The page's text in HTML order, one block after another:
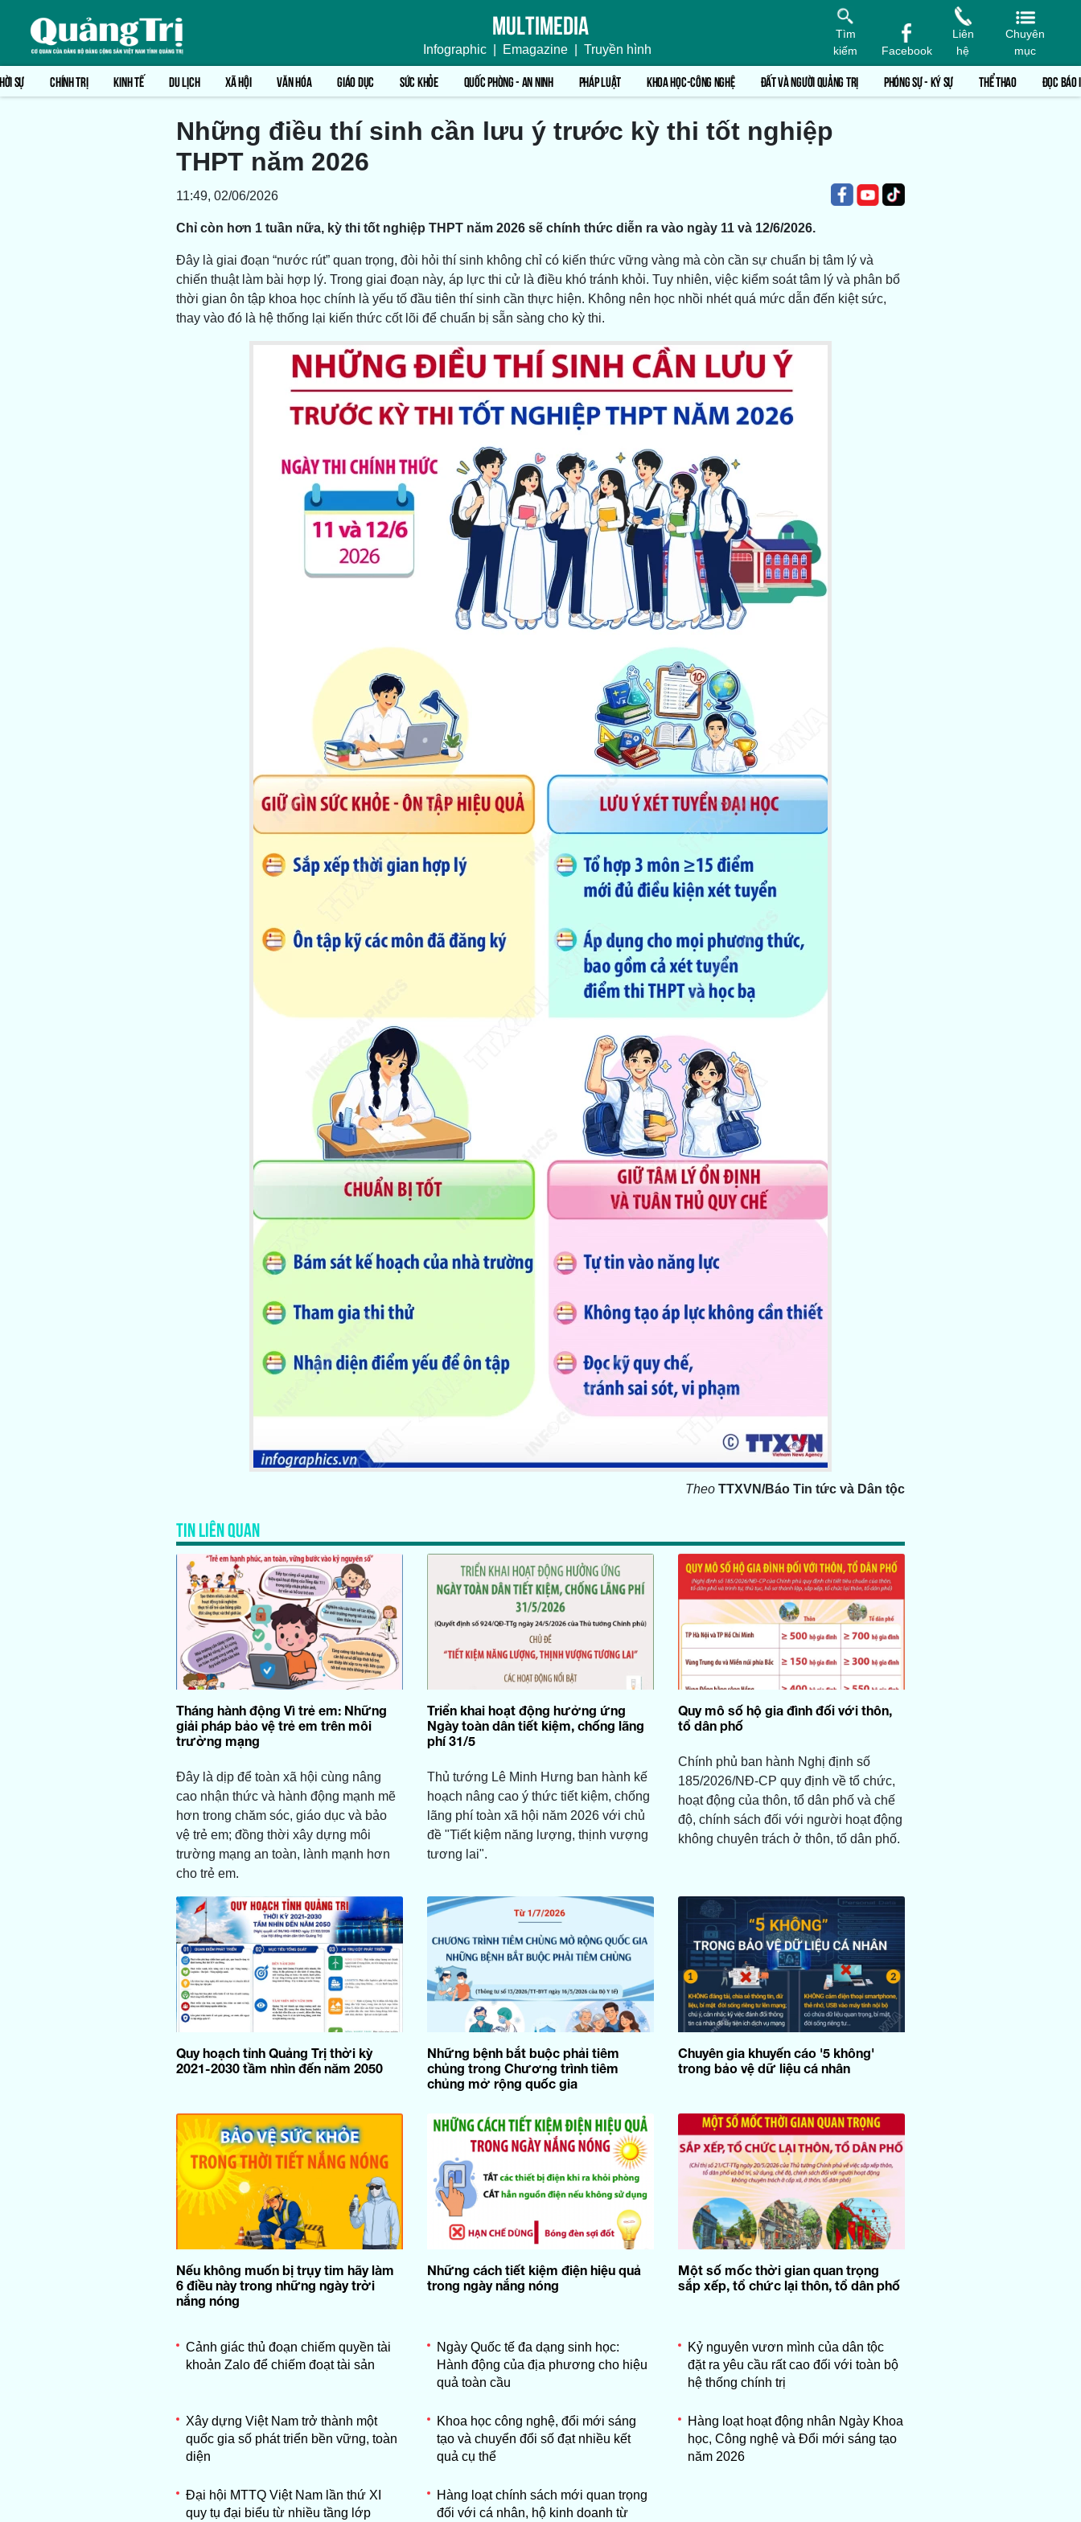
Multimedia
Infographic Emagazine Truyền hình
Tìm
kiếm
Facebook
Liên
hệ
Chuyên
mục
SỰ CHÍNH TRỊ KINH TẾ DU LỊCH XÃ HỘI VĂN HÓA GIÁO DỤC SỨC KHỎE QUỐC PHÒNG - AN NINH PHÁP LUẬT KHOA HỌC-CÔNG NGHỆ ĐẤT VÀ NGƯỜI QUẢNG TRỊ PHÓNG SỰ - KÝ SỰ THỂ THAO ĐỌC BÁO
Những điều thí sinh cần lưu ý trước kỳ thi tốt nghiệp
THPT năm 2026
11:49, 02/06/2026
Chỉ còn hơn 1 tuần nữa, kỳ thi tốt nghiệp THPT năm 2026 sẽ chính thức diễn ra vào ngày 11 và 12/6/2026.
Đây là giai đoạn “nước rút” quan trọng, đòi hỏi thí sinh không chỉ có kiến thức vững vàng mà còn cần sự chuẩn bị tâm lý và
chiến thuật làm bài hợp lý. Trong giai đoạn này, áp lực thi cử là điều khó tránh khỏi. Tuy nhiên, việc kiểm soát tâm lý và phân bổ
thời gian ôn tập khoa học chính là yếu tố đầu tiên thí sinh cần thực hiện. Không nên học nhồi nhét quá mức dẫn đến kiệt sức,
thay vào đó là hệ thống lại kiến thức cốt lõi để chuẩn bị sẵn sàng cho kỳ thi.
Theo TTXVN/Báo Tin tức và Dân tộc
TIN LIÊN QUAN
Tháng hành động Vì trẻ em: Những
giải pháp bảo vệ trẻ em trên môi
trường mạng
Đây là dịp để toàn xã hội cùng nâng
cao nhận thức và hành động mạnh mẽ
hơn trong chăm sóc, giáo dục và bảo
vệ trẻ em; đồng thời xây dựng môi
trường mạng an toàn, lành mạnh hơn
cho trẻ em.
Triển khai hoạt động hưởng ứng
Ngày toàn dân tiết kiệm, chống lãng
phí 31/5
Thủ tướng Lê Minh Hưng ban hành kế
hoạch nâng cao ý thức tiết kiệm, chống
lãng phí toàn xã hội năm 2026 với chủ
đề "Tiết kiệm năng lượng, thịnh vượng
tương lai".
Quy mô số hộ gia đình đối với thôn,
tổ dân phố
Chính phủ ban hành Nghị định số
185/2026/NĐ-CP quy định về tổ chức,
hoạt động của thôn, tổ dân phố và chế
độ, chính sách đối với người hoạt động
không chuyên trách ở thôn, tổ dân phố.
Quy hoạch tỉnh Quảng Trị thời kỳ
2021-2030 tầm nhìn đến năm 2050
Những bệnh bắt buộc phải tiêm
chủng trong Chương trình tiêm
chủng mở rộng quốc gia
Chuyên gia khuyến cáo '5 không'
trong bảo vệ dữ liệu cá nhân
Nếu không muốn bị trụy tim hãy làm
6 điều này trong những ngày trời
nắng nóng
Những cách tiết kiệm điện hiệu quả
trong ngày nắng nóng
Một số mốc thời gian quan trọng
sắp xếp, tổ chức lại thôn, tổ dân phố
Cảnh giác thủ đoạn chiếm quyền tài
khoản Zalo để chiếm đoạt tài sản
Ngày Quốc tế đa dạng sinh học:
Hành động của địa phương cho hiệu
quả toàn cầu
Kỷ nguyên vươn mình của dân tộc
đặt ra yêu cầu rất cao đối với toàn bộ
hệ thống chính trị
Xây dựng Việt Nam trở thành một
quốc gia số phát triển bền vững, toàn
diện
Khoa học công nghệ, đổi mới sáng
tạo và chuyển đổi số đạt nhiều kết
quả cụ thể
Hàng loạt hoạt động nhân Ngày Khoa
học, Công nghệ và Đổi mới sáng tạo
năm 2026
Đại hội MTTQ Việt Nam lần thứ XI
quy tụ đại biểu từ nhiều tầng lớp
Hàng loạt chính sách mới quan trọng
đối với cá nhân, hộ kinh doanh từ